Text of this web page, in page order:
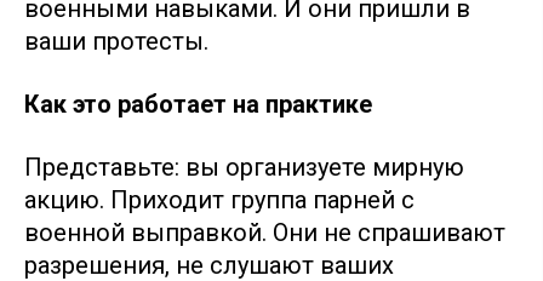
военными навыками. И они пришли в
ваши протесты.
Как это работает на практике
Представьте: вы организуете мирную
акцию. Приходит группа парней с
военной выправкой. Они не спрашивают
разрешения, не слушают ваших